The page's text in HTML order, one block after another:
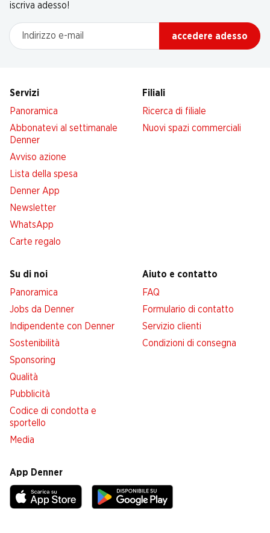
iscriva adesso!
Indirizzo e-mail
accedere adesso
Servizi
Panoramica
Abbonatevi al settimanale
Denner
Avviso azione
Lista della spesa
Denner App
Newsletter
WhatsApp
Carte regalo
Filiali
Ricerca di filiale
Nuovi spazi commerciali
Su di noi
Panoramica
Jobs da Denner
Indipendente con Denner
Sostenibilità
Sponsoring
Qualità
Pubblicità
Codice di condotta e
sportello
Media
Aiuto e contatto
FAQ
Formulario di contatto
Servizio clienti
Condizioni di consegna
App Denner